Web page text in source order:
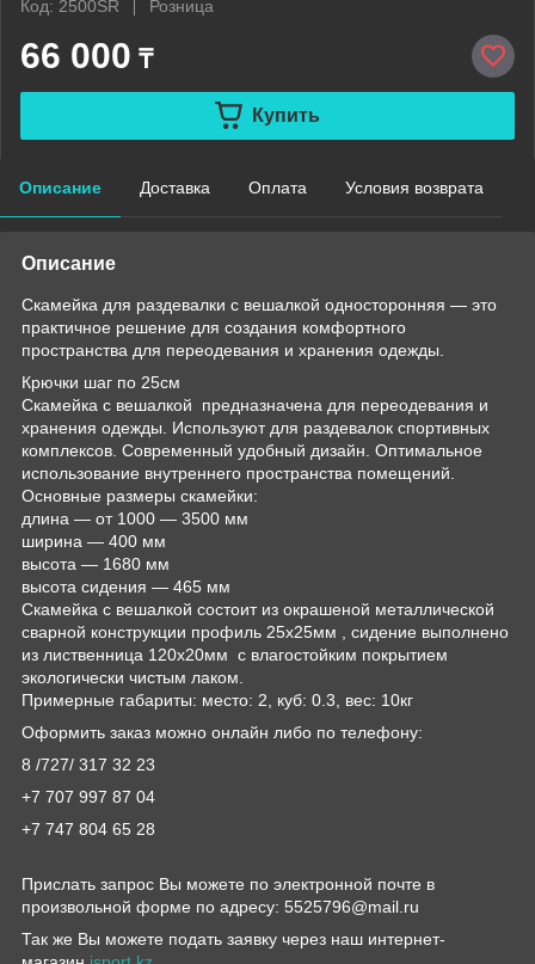
Код: 2500SR
Розница
66 000 ₸
Купить
Описание Доставка Оплата Условия возврата
Описание
Скамейка для раздевалки с вешалкой односторонняя — это
практичное решение для создания комфортного
пространства для переодевания и хранения одежды.
Крючки шаг по 25см
Скамейка с вешалкой предназначена для переодевания и
хранения одежды. Используют для раздевалок спортивных
комплексов. Современный удобный дизайн. Оптимальное
использование внутреннего пространства помещений.
Основные размеры скамейки:
длина ― от 1000 ― 3500 мм
ширина ― 400 мм
высота ― 1680 мм
высота сидения ― 465 мм
Скамейка с вешалкой состоит из окрашеной металлической
сварной конструкции профиль 25х25мм , сидение выполнено
из лиственница 120х20мм с влагостойким покрытием
экологически чистым лаком.
Примерные габариты: место: 2, куб: 0.3, вес: 10кг
Оформить заказ можно онлайн либо по телефону:
8 /727/ 317 32 23
+7 707 997 87 04
+7 747 804 65 28
Прислать запрос Вы можете по электронной почте в
произвольной форме по адресу: 5525796@mail.ru
Так же Вы можете подать заявку через наш интернет-